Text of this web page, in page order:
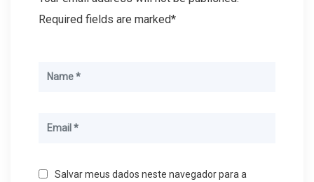
Required fields are marked*
Salvar meus dados neste navegador para a